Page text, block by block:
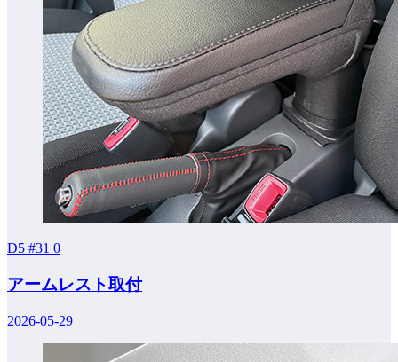
D5 #31 0
アームレスト取付
2026-05-29